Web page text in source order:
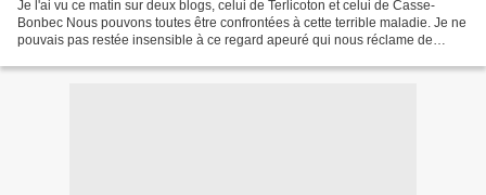
Je l'ai vu ce matin sur deux blogs, celui de Terlicoton et celui de Casse-
Bonbec Nous pouvons toutes être confrontées à cette terrible maladie. Je ne
pouvais pas restée insensible à ce regard apeuré qui nous réclame de